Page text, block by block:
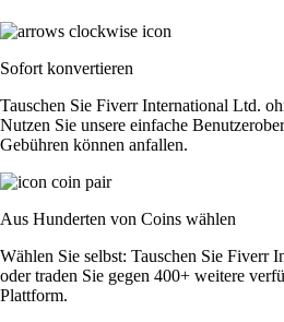
Sofort konvertieren
Tauschen Sie Fiverr International Ltd.
Nutzen Sie unsere einfache
Gebühren können anfallen.
Aus Hunderten von Coins wählen
Wählen Sie selbst: Tauschen Sie Fiverr
oder traden Sie gegen 400+ weitere
Plattform.